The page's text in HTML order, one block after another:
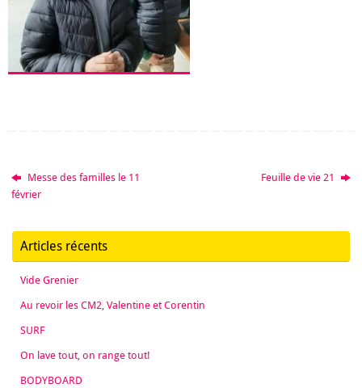
Messe des familles le 11
février
Feuille de vie 21
Articles récents
Vide Grenier
Au revoir les CM2, Valentine et Corentin
SURF
On lave tout, on range tout!
BODYBOARD